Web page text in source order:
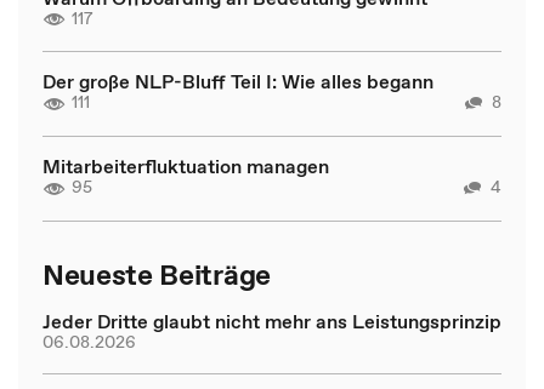
117
Der große NLP-Bluff Teil I: Wie alles begann
111 8
Mitarbeiterfluktuation managen
95 4
Neueste Beiträge
Jeder Dritte glaubt nicht mehr ans Leistungsprinzip
06.08.2026